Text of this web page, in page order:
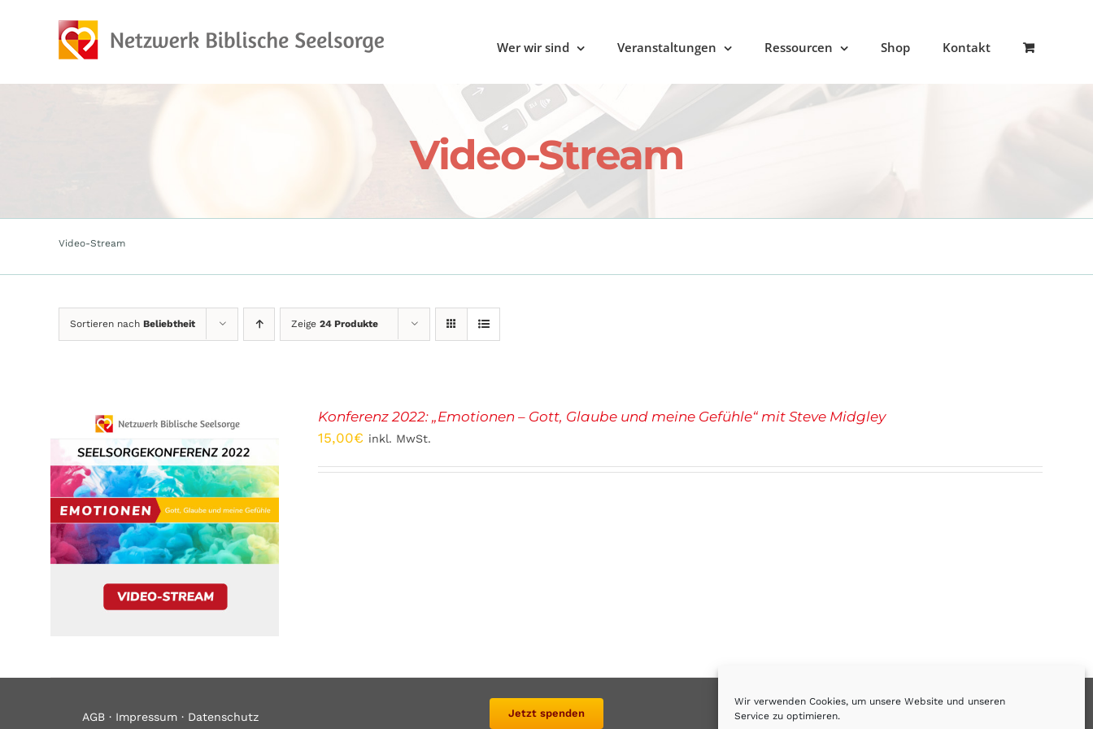
Wir verwenden Cookies, um unsere Website und unseren
Service zu optimieren.
Wer wir sind Veranstaltungen Ressourcen Shop Kontakt
Video-Stream
Video-Stream
Sortieren nach Beliebtheit Zeige 24 Produkte
Konferenz 2022: „Emotionen – Gott, Glaube und meine Gefühle“ mit Steve Midgley
15,00€ inkl. MwSt.
AGB · Impressum · Datenschutz Jetzt spenden